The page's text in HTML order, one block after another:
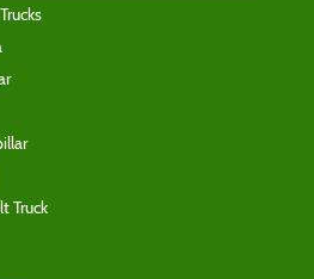
Truck